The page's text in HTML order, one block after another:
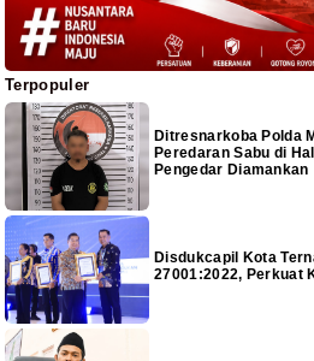
Terpopuler
Ditresnarkoba Polda
Peredaran Sabu di
Pengedar Diamankan
Disdukcapil Kota
27001:2022, Perkuat